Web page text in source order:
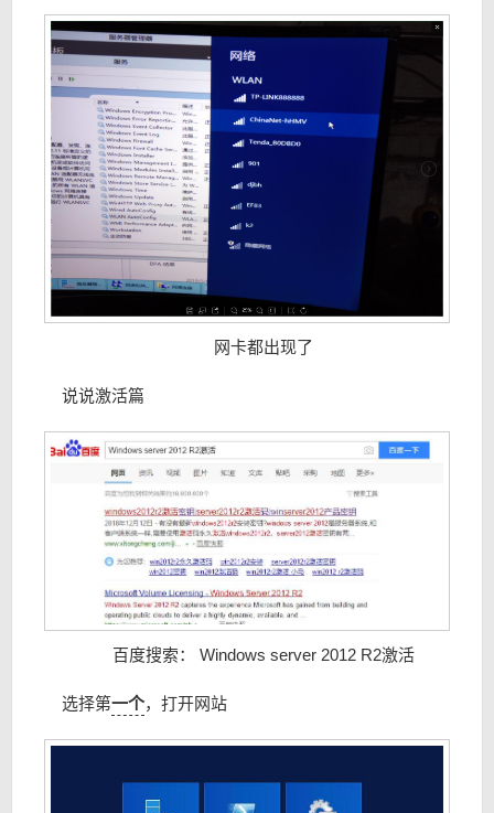
网卡都出现了
说说激活篇
百度搜索： Windows server 2012 R2激活
选择第一个，打开网站